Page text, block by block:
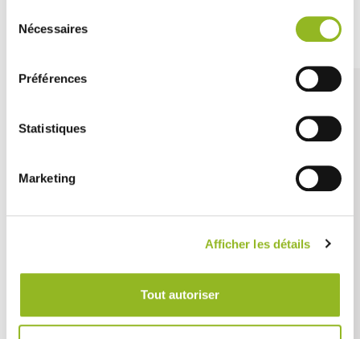
Nécessaires
Préférences
Statistiques
Marketing
Afficher les détails
Tout autoriser
Découvrez aussi